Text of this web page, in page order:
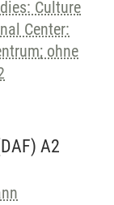
Culture
Center:
ohne
A2